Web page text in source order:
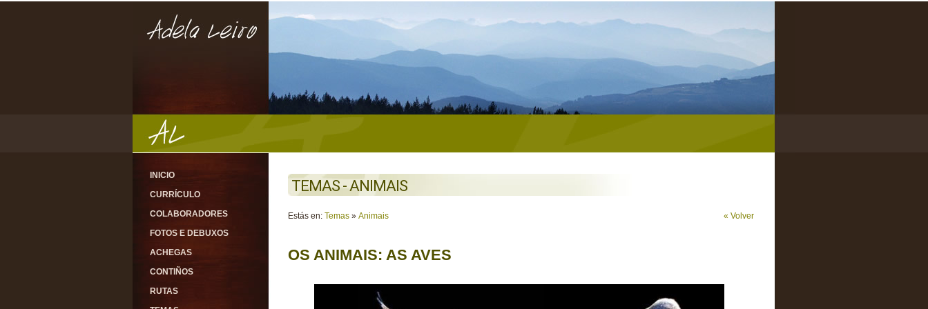
INICIO
CURRÍCULO
COLABORADORES
FOTOS E DEBUXOS
ACHEGAS
CONTIÑOS
RUTAS
TEMAS - ANIMAIS
« Volver
Estás en: Temas » Animais
OS ANIMAIS: AS AVES